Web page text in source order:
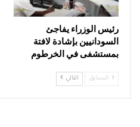
رئيس الوزراء يفاجئ
السودانيين بإشادة لافتة
بمستشفى في الخرطوم
السابق التالي